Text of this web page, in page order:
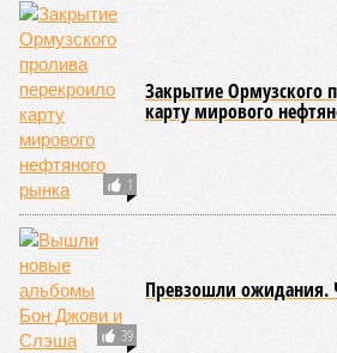
значительная выгода их в этом не
Юрий Баранчик, политолог
– Понятно, почему Пашинян хочет
РЖД – в отместку за закрытие
и вообще, чтобы ничего российского
осталось. Вместе с тем, если
отожмёт актив большой РЖД в
то о какой результативной
можно будет говорить в принципе?